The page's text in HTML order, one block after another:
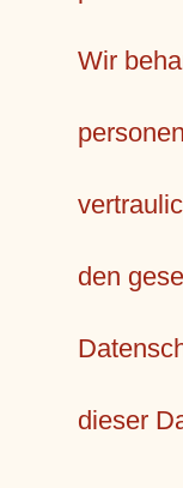
Wir
den
dieser